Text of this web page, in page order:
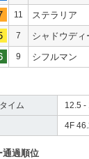
11 ステラリア
7 シャドウディ
9 シフルマン
イム 12.5 -
4F
通過順位